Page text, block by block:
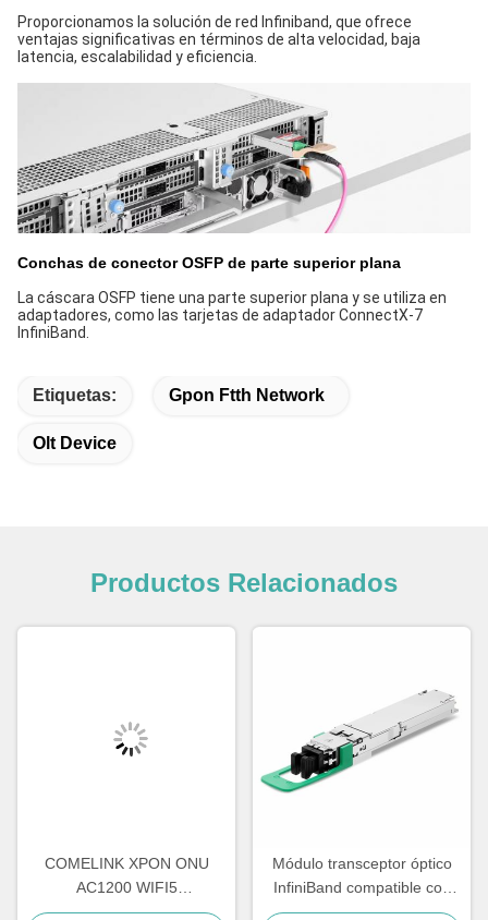
Proporcionamos la solución de red Infiniband, que ofrece
ventajas significativas en términos de alta velocidad, baja
latencia, escalabilidad y eficiencia.
Conchas de conector OSFP de parte superior plana
La cáscara OSFP tiene una parte superior plana y se utiliza en
adaptadores, como las tarjetas de adaptador ConnectX-7
InfiniBand.
Etiquetas: Gpon Ftth Network
Olt Device
Productos Relacionados
COMELINK XPON ONU
AC1200 WIFI5
4GE+1POTS+WIFI
Módulo transceptor óptico
InfiniBand compatible con
Comelink 1.6T 2 X FR4